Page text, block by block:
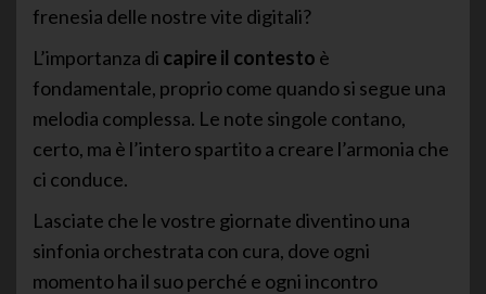
frenesia delle nostre vite digitali?
L’importanza di capire il contesto è
fondamentale, proprio come quando si segue una
melodia complessa. Le note singole contano,
certo, ma è l’intero spartito a creare l’armonia che
ci conduce.
Lasciate che le vostre giornate diventino una
sinfonia orchestrata con cura, dove ogni
momento ha il suo perché e ogni incontro